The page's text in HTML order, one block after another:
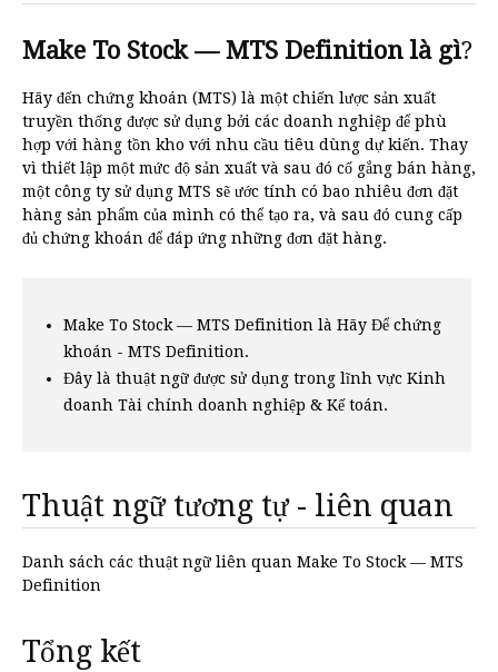
Make To Stock — MTS Definition là gì?
Hãy đến chứng khoán (MTS) là một chiến lược sản xuất
truyền thống được sử dụng bởi các doanh nghiệp để phù
hợp với hàng tồn kho với nhu cầu tiêu dùng dự kiến. Thay
vì thiết lập một mức độ sản xuất và sau đó cố gắng bán hàng,
một công ty sử dụng MTS sẽ ước tính có bao nhiêu đơn đặt
hàng sản phẩm của mình có thể tạo ra, và sau đó cung cấp
đủ chứng khoán để đáp ứng những đơn đặt hàng.
Make To Stock — MTS Definition là Hãy Để chứng
khoán - MTS Definition.
Đây là thuật ngữ được sử dụng trong lĩnh vực Kinh
doanh Tài chính doanh nghiệp & Kế toán.
Thuật ngữ tương tự - liên quan
Danh sách các thuật ngữ liên quan Make To Stock — MTS
Definition
Tổng kết